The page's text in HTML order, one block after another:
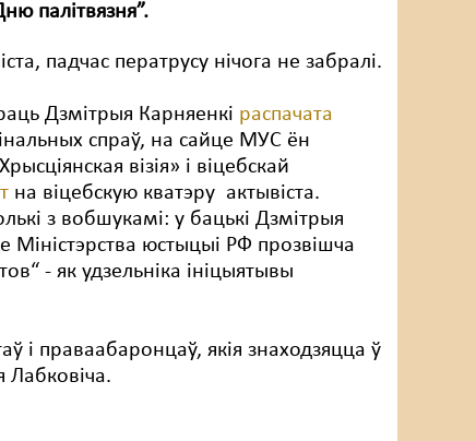
палітвязня”.
падчас ператрусу нічога не забралі.
Дзмітрыя Карняенкі распачата
спраў, на сайце МУС ён
візія» і віцебскай
на віцебскую кватэру актывіста.
з вобшукамі: у бацькі Дзмітрыя
Міністэрства юстыцыі РФ прозвішча
- як удзельніка ініцыятывы
і праваабаронцаў, якія знаходзяцца ў
Лабковіча.